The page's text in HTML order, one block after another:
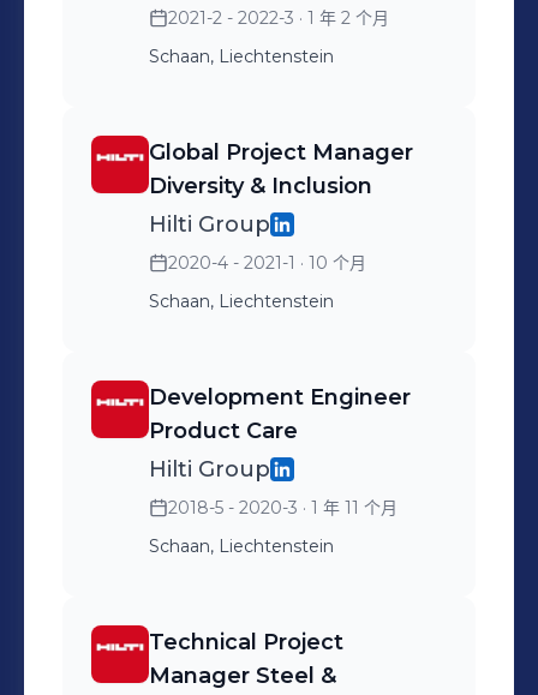
2021-2 - 2022-3 · 1 年 2 个月
Schaan, Liechtenstein
Global Project Manager
Diversity & Inclusion
Hilti Group
2020-4 - 2021-1 · 10 个月
Schaan, Liechtenstein
Development Engineer
Product Care
Hilti Group
2018-5 - 2020-3 · 1 年 11 个月
Schaan, Liechtenstein
Technical Project
Manager Steel &